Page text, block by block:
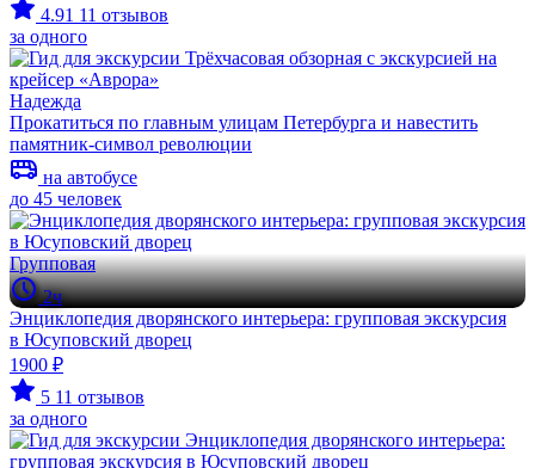
4.91 11 отзывов
за одного
Надежда
Прокатиться по главным улицам Петербурга и навестить
памятник-символ революции
на автобусе
до 45 человек
Групповая
2ч
Энциклопедия дворянского интерьера: групповая экскурсия
в Юсуповский дворец
1900 ₽
5 11 отзывов
за одного